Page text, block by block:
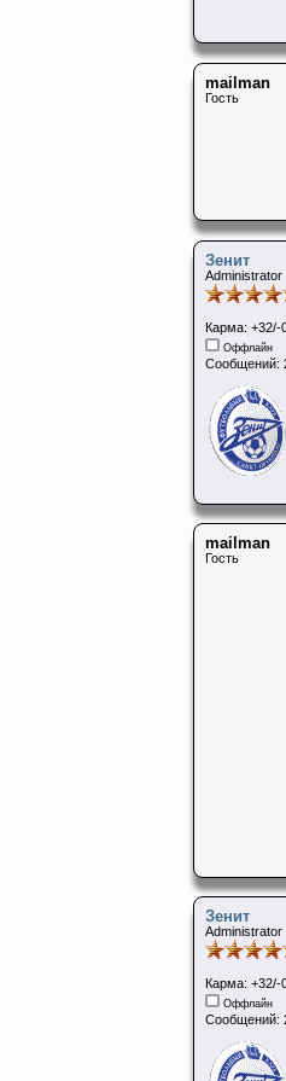
mailman
Гость
Зенит
Administrator
Карма: +32/-
Оффлайн
Сообщений:
mailman
Гость
Зенит
Administrator
Карма: +32/-
Оффлайн
Сообщений: